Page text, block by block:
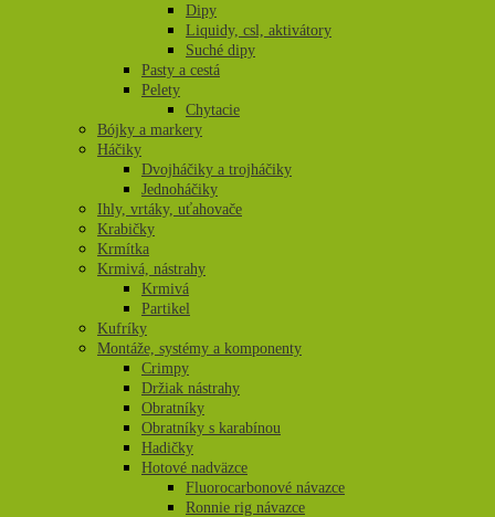
Dipy
Liquidy, csl, aktivátory
Suché dipy
Pasty a cestá
Pelety
Chytacie
Bójky a markery
Háčiky
Dvojháčiky a trojháčiky
Jednoháčiky
Ihly, vrtáky, uťahovače
Krabičky
Krmítka
Krmivá, nástrahy
Krmivá
Partikel
Kufríky
Montáže, systémy a komponenty
Crimpy
Držiak nástrahy
Obratníky
Obratníky s karabínou
Hadičky
Hotové nadväzce
Fluorocarbonové návazce
Ronnie rig návazce